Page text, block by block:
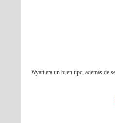
Wyatt era un buen tipo, además de